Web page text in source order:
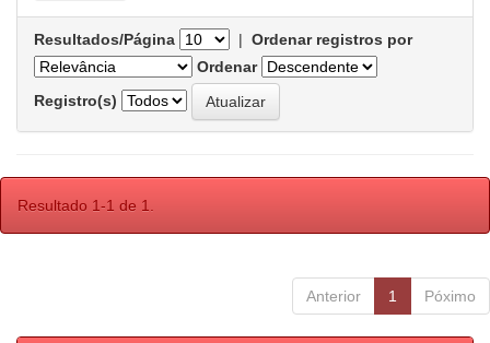
Resultados/Página | Ordenar registros por
Ordenar
Registro(s)
Resultado 1-1 de 1.
Anterior 1 Póximo